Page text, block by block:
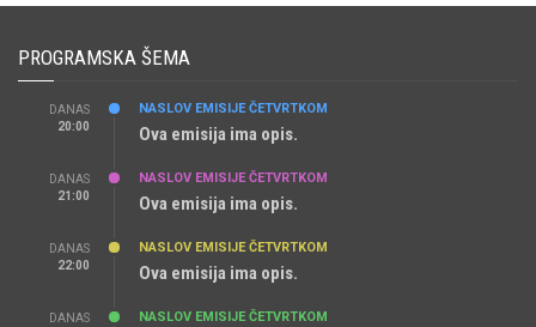
PROGRAMSKA ŠEMA
DANAS
20:00
NASLOV EMISIJE ČETVRTKOM
Ova emisija ima opis.
DANAS
21:00
NASLOV EMISIJE ČETVRTKOM
Ova emisija ima opis.
DANAS
22:00
NASLOV EMISIJE ČETVRTKOM
Ova emisija ima opis.
DANAS
NASLOV EMISIJE ČETVRTKOM